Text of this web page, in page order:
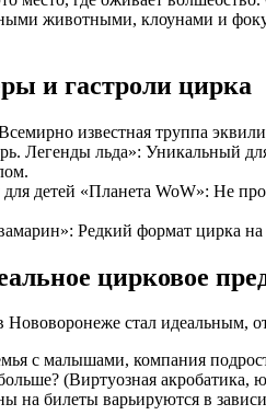
животными, клоунами и
и гастроли цирка
известная труппа
Легенды льда»: Уникальный
детей «Планета WoW»: Не
Редкий формат цирка
цирковое
стал идеальным,
с малышами, компания
(Виртуозная
на билеты варьируются в